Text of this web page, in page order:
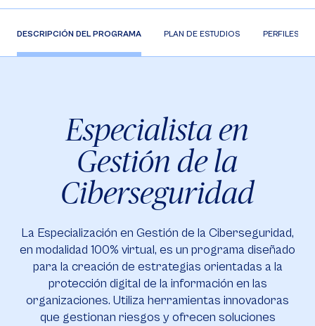
DESCRIPCIÓN DEL PROGRAMA PLAN DE ESTUDIOS PERFILES
Especialista en
Gestión de la
Ciberseguridad
La Especialización en Gestión de la Ciberseguridad,
en modalidad 100% virtual, es un programa diseñado
para la creación de estrategias orientadas a la
protección digital de la información en las
organizaciones. Utiliza herramientas innovadoras
que gestionan riesgos y ofrecen soluciones